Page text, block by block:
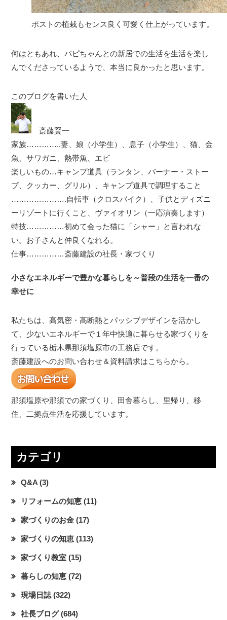
ポストの植栽もセンス良く可愛く仕上がっています。
何はともあれ、パピちゃんとの新居での生活を生活を楽し
んでくださっているようで、本当に良かったと思います。
このブログを書いた人
斎藤賢一
家族…………..妻、娘（小学生）、息子（小学生）、猫、金
魚、サワガニ、熱帯魚、エビ
楽しいもの…キャンプ道具（ランタン、バーナー・ストー
ブ、クッカー、グリル）、キャンプ道具で調理すること
………………….自転車（クロスバイク）、子供とディズニ
ーリゾートに行くこと、ヴァイオリン（一応演奏します）
特技……………初めて会った猫に「シャー」と言われな
い。お子さんと仲良くなれる。
仕事……………斎藤建設の社長・家づくり
小さなエネルギーで豊かな暮らしを～普段の生活を一番の
幸せに
私たちは、高気密・高断熱とパッシブデザインを活かし
て、少ないエネルギーで１年中快適に暮らせる家づくりを
行っている栃木県那須塩原市の工務店です。
斎藤建設へのお問い合わせ＆資料請求はこちらから。
那須塩原や那須での家づくり、田舎暮らし、里帰り、移
住、二拠点生活を応援しています。
カテゴリ
Q&A(3)
リフォームの知恵 (11)
家づくりのお金 (17)
家づくりの知恵 (113)
家づくり教室 (15)
暮らしの知恵 (72)
現場日誌(322)
社長ブログ(684)